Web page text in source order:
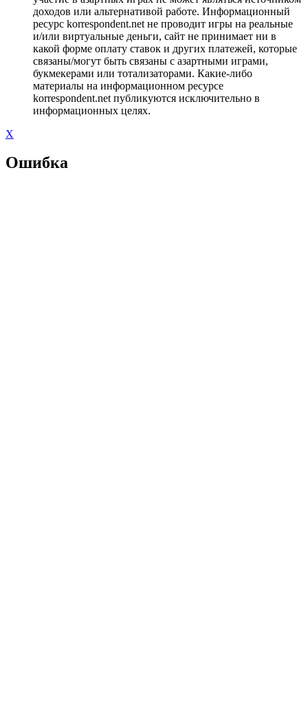
доходов или альтернативой работе. Информационный
ресурс korrespondent.net не проводит игры на реальные
и/или виртуальные деньги, сайт не принимает ни в
какой форме оплату ставок и других платежей, которые
связаны/могут быть связаны с азартными играми,
букмекерами или тотализаторами. Какие-либо
материалы на информационном ресурсе
korrespondent.net публикуются исключительно в
информационных целях.
X
Ошибка